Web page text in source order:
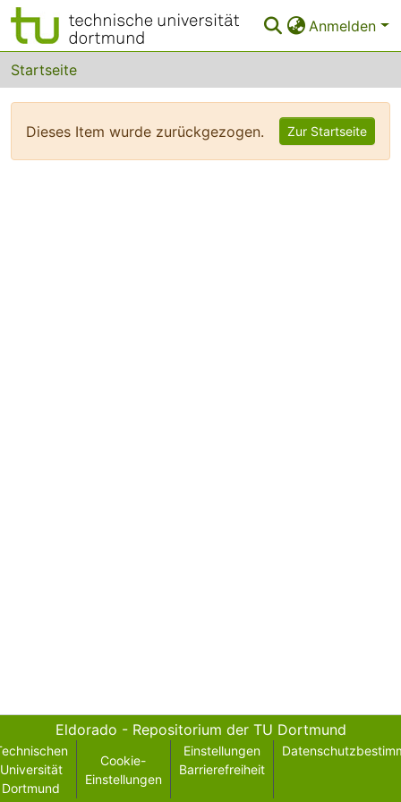
Anmelden
Bereiche & Sammlungen
Das gesamte Repositorium
FAQ
Startseite
Dieses Item wurde zurückgezogen. Zur Startseite
Eldorado - Repositorium der TU Dortmund
Universität
Dortmund
Cookie-
Einstellungen
Einstellungen
Barrierefreiheit